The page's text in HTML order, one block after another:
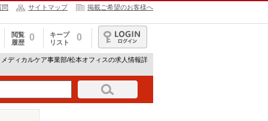
問 サイトマップ 掲載ご希望のお客様へ
閲覧
履歴
0
キープ
リスト
0
ログイン
ディカルケア事業部/松本オフィスの求人情報詳